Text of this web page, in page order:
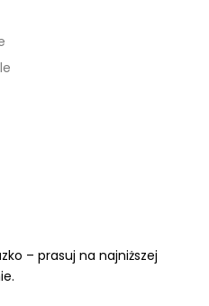
– prasuj na najniższej